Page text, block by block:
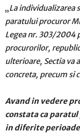
„La individualizarea
paratului procuror
Legea nr. 303/2004
procurorilor,
ulterioare, Sectia va
concreta, precum si
Avand in vedere
constata ca
in diferite